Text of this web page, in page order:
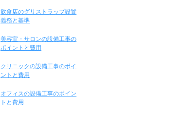
飲食店のグリストラップ設置
義務と基準
美容室・サロンの設備工事の
ポイントと費用
クリニックの設備工事のポイ
ントと費用
オフィスの設備工事のポイン
トと費用